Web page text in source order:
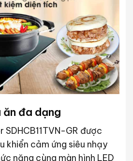
ăn đa dạng
SDHCB11TVN-GR được
khiển cảm ứng siêu nhạy
năng cùng màn hình LED